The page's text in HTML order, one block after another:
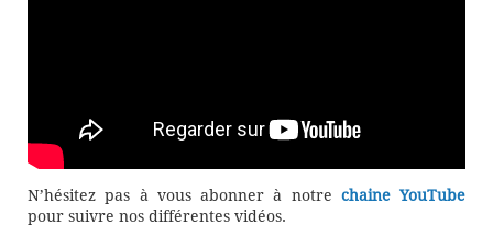
N’hésitez pas à vous abonner à notre chaine YouTube
pour suivre nos différentes vidéos.